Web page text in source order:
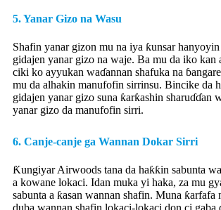
5. Yanar Gizo na Wasu
Shafin yanar gizon mu na iya ƙunsar
gidajen yanar gizo na waje. Ba mu da iko kan
ciki ko ayyukan waɗannan shafuka na
mu da alhakin manufofin sirrinsu. Bincike da
gidajen yanar gizo suna ƙarƙashin sharuɗɗan
yanar gizo da manufofin sirri.
6. Canje-canje ga Wannan Dokar Sirri
Ƙungiyar Airwoods tana da haƙƙin sabunta
a kowane lokaci. Idan muka yi haka, za mu
sabunta a ƙasan wannan shafin. Muna ƙarfafa
duba wannan shafin lokaci-lokaci don ci gaba